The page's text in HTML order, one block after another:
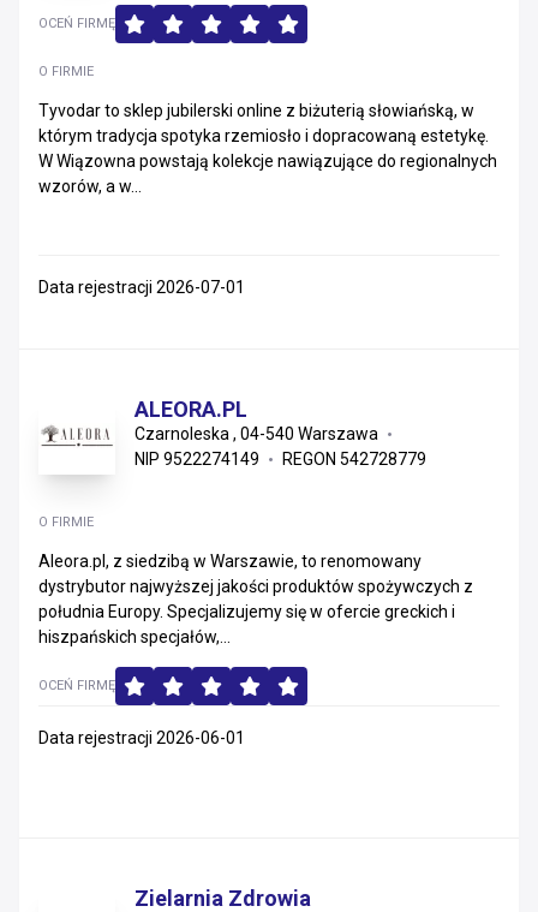
Łódzkie
Zachodniopomorskie
Lubuskie
Podlaskie
O FIRMIE
Tyvodar to sklep jubilerski online z biżuterią słowiańską, w
którym tradycja spotyka rzemiosło i dopracowaną estetykę.
W Wiązowna powstają kolekcje nawiązujące do regionalnych
wzorów, a w...
OCEŃ FIRMĘ
Data rejestracji 2026-07-01
ALEORA.PL
Czarnoleska , 04-540 Warszawa
NIP 9522274149
REGON 542728779
O FIRMIE
Aleora.pl, z siedzibą w Warszawie, to renomowany
dystrybutor najwyższej jakości produktów spożywczych z
południa Europy. Specjalizujemy się w ofercie greckich i
hiszpańskich specjałów,...
OCEŃ FIRMĘ
Data rejestracji 2026-06-01
Zielarnia Zdrowia